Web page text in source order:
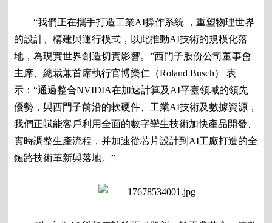
“我們正在攜手打造工業AI操作系統 ，重塑物理世界
的設計、構建與運行模式，以此推動AI技術的規模化落
地，為現實世界創造切實影響。”西門子股份公司董事會
主席、總裁兼首席執行官博樂仁（Roland Busch） 表
示：“通過整合NVIDIA在加速計算及AI平臺領域的領先
優勢，與西門子前沿的軟硬件、工業AI技術及數據資源，
我們正賦能客戶利用全面的數字孿生技術加快產品開發、
實時調整生產流程，并加速從芯片設計到AI工廠打造的全
鏈路技術革新與落地。”